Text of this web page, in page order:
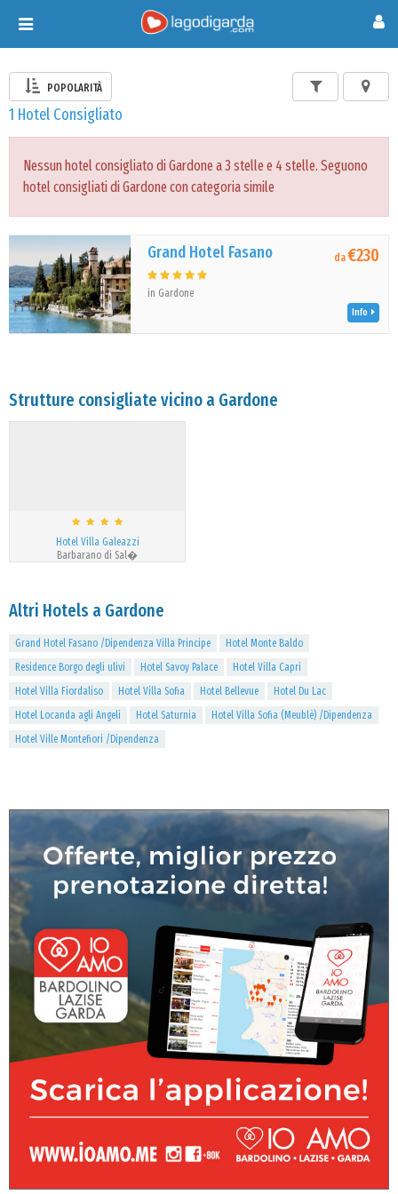
Toggle
navigation
POPOLARITÀ
1 Hotel Consigliato
Nessun hotel consigliato di Gardone a 3 stelle e 4 stelle. Seguono
hotel consigliati di Gardone con categoria simile
Grand Hotel Fasano
in Gardone
da€230
Info
Strutture consigliate vicino a Gardone
Hotel Villa Galeazzi
Barbarano di Sal�
Altri Hotels a Gardone
Grand Hotel Fasano /Dipendenza Villa Principe
Hotel Monte Baldo
Residence Borgo degli ulivi
Hotel Savoy Palace
Hotel Villa Capri
Hotel Villa Fiordaliso
Hotel Villa Sofia Hotel Bellevue
Hotel Du Lac
Hotel Locanda agli Angeli
Hotel Saturnia
Hotel Villa Sofia (Meublè) /Dipendenza
Hotel Ville Montefiori /Dipendenza